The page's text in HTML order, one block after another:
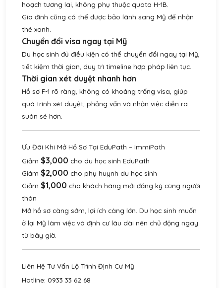
hoạch tương lai, không phụ thuộc quota H-1B.
Gia đình cũng có thể được bảo lãnh sang Mỹ để nhận
thẻ xanh.
Chuyển đổi visa ngay tại Mỹ
Du học sinh đủ điều kiện có thể chuyển đổi ngay tại Mỹ,
tiết kiệm thời gian, duy trì timeline hợp pháp liên tục.
Thời gian xét duyệt nhanh hơn
Hồ sơ F-1 rõ ràng, không có khoảng trống visa, giúp
quá trình xét duyệt, phỏng vấn và nhận việc diễn ra
suôn sẻ hơn.
Ưu Đãi Khi Mở Hồ Sơ Tại EduPath – ImmiPath
Giảm $3,000 cho du học sinh EduPath
Giảm $2,000 cho phụ huynh du học sinh
Giảm $1,000 cho khách hàng mới đăng ký cùng người
thân
Mở hồ sơ càng sớm, lợi ích càng lớn. Du học sinh muốn
ở lại Mỹ làm việc và định cư lâu dài nên chủ động ngay
từ bây giờ.
Liên Hệ Tư Vấn Lộ Trình Định Cư Mỹ
Hotline: 0933 33 62 68